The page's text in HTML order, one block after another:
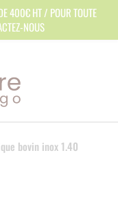
bovin inox 1.40
400€ HT / POUR TOUTE
NOUS